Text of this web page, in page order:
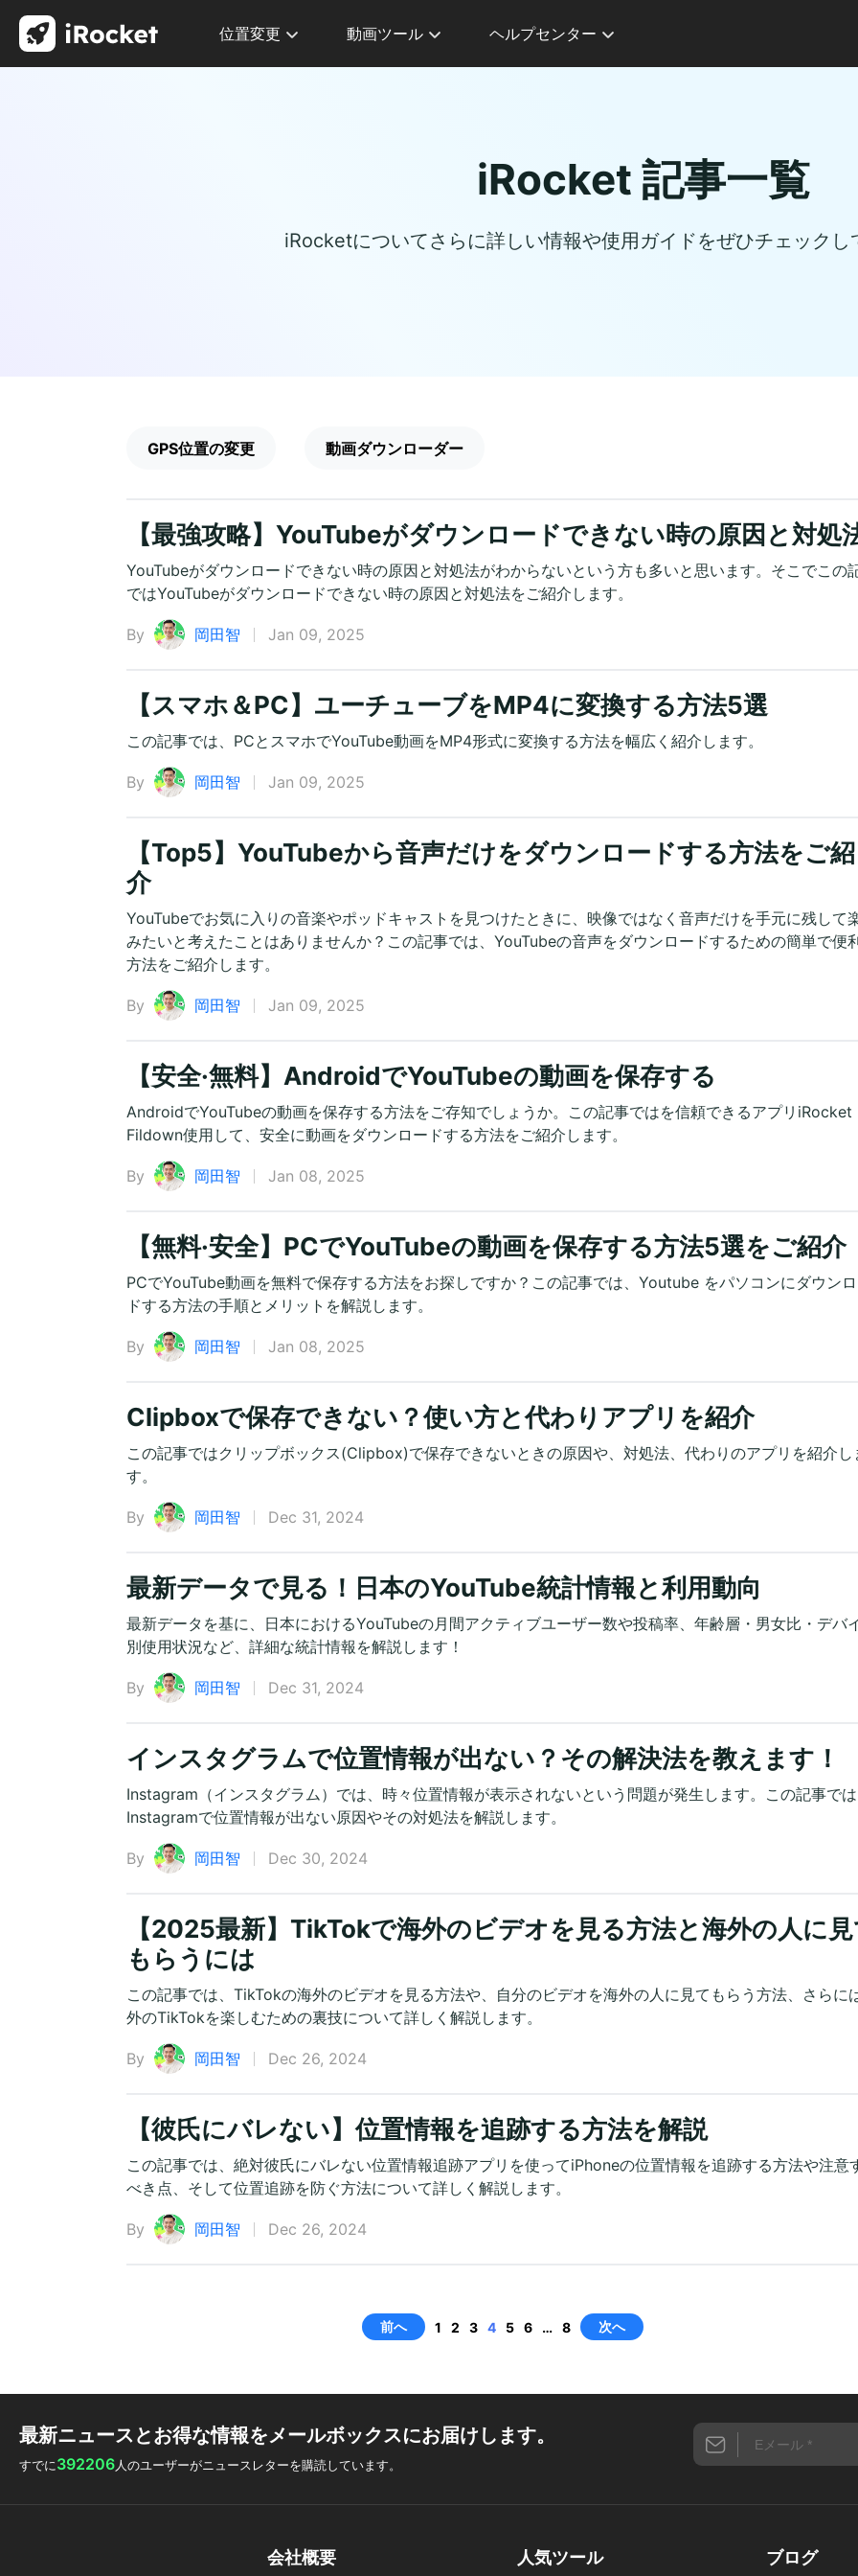
位置変更 動画ツール ヘルプセンター
iRocket 記事一覧
iRocketについてさらに詳しい情報や使用ガイドをぜひチェックし
GPS位置の変更 動画ダウンローダー
【最強攻略】YouTubeがダウンロードできない時の原因と対処
YouTubeがダウンロードできない時の原因と対処法がわからないという方も多いと思います。そこでこの
ではYouTubeがダウンロードできない時の原因と対処法をご紹介します。
By 岡田智 Jan 09, 2025
【スマホ＆PC】ユーチューブをMP4に変換する方法5選
この記事では、PCとスマホでYouTube動画をMP4形式に変換する方法を幅広く紹介します。
By 岡田智 Jan 09, 2025
【Top5】YouTubeから音声だけをダウンロードする方法をご紹
介
YouTubeでお気に入りの音楽やポッドキャストを見つけたときに、映像ではなく音声だけを手元に残して
みたいと考えたことはありませんか？この記事では、YouTubeの音声をダウンロードするための簡単で便
方法をご紹介します。
By 岡田智 Jan 09, 2025
【安全·無料】AndroidでYouTubeの動画を保存する
AndroidでYouTubeの動画を保存する方法をご存知でしょうか。この記事ではを信頼できるアプリiRocket
Fildown使用して、安全に動画をダウンロードする方法をご紹介します。
By 岡田智 Jan 08, 2025
【無料·安全】PCでYouTubeの動画を保存する方法5選をご紹介
PCでYouTube動画を無料で保存する方法をお探しですか？この記事では、Youtube をパソコンにダウン
ドする方法の手順とメリットを解説します。
By 岡田智 Jan 08, 2025
Clipboxで保存できない？使い方と代わりアプリを紹介
この記事ではクリップボックス(Clipbox)で保存できないときの原因や、対処法、代わりのアプリを紹介し
す。
By 岡田智 Dec 31, 2024
最新データで見る！日本のYouTube統計情報と利用動向
最新データを基に、日本におけるYouTubeの月間アクティブユーザー数や投稿率、年齢層・男女比・デバ
別使用状況など、詳細な統計情報を解説します！
By 岡田智 Dec 31, 2024
インスタグラムで位置情報が出ない？その解決法を教えます！
Instagram（インスタグラム）では、時々位置情報が表示されないという問題が発生します。この記事で
Instagramで位置情報が出ない原因やその対処法を解説します。
By 岡田智 Dec 30, 2024
【2025最新】TikTokで海外のビデオを見る方法と海外の人に
もらうには
この記事では、TikTokの海外のビデオを見る方法や、自分のビデオを海外の人に見てもらう方法、さらに
外のTikTokを楽しむための裏技について詳しく解説します。
By 岡田智 Dec 26, 2024
【彼氏にバレない】位置情報を追跡する方法を解説
この記事では、絶対彼氏にバレない位置情報追跡アプリを使ってiPhoneの位置情報を追跡する方法や注意
べき点、そして位置追跡を防ぐ方法について詳しく解説します。
By 岡田智 Dec 26, 2024
前へ 1 2 3 4 5 6 … 8 次へ
最新ニュースとお得な情報をメールボックスにお届けします。
すでに392206人のユーザーがニュースレターを購読しています。
会社概要 人気ツール ブログ